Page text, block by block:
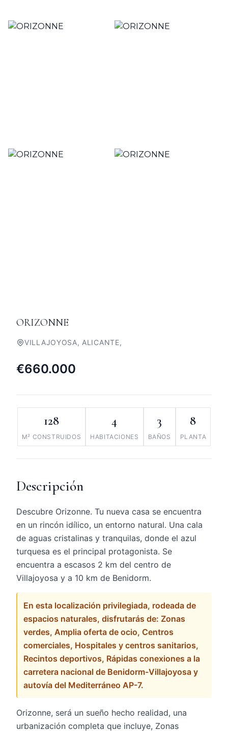
ORIZONNE
VILLAJOYOSA, ALICANTE,
€660.000
128
M² CONSTRUIDOS
4
HABITACIONES
3
BAÑOS
8
PLANTA
Descripción
Descubre Orizonne. Tu nueva casa se encuentra
en un rincón idílico, un entorno natural. Una cala
de aguas cristalinas y tranquilas, donde el azul
turquesa es el principal protagonista. Se
encuentra a escasos 2 km del centro de
Villajoyosa y a 10 km de Benidorm.
En esta localización privilegiada, rodeada de
espacios naturales, disfrutarás de: Zonas
verdes, Amplia oferta de ocio, Centros
comerciales, Hospitales y centros sanitarios,
Recintos deportivos, Rápidas conexiones a la
carretera nacional de Benidorm-Villajoyosa y
autovía del Mediterráneo AP-7.
Orizonne, será un sueño hecho realidad, una
urbanización completa que incluye, Zonas